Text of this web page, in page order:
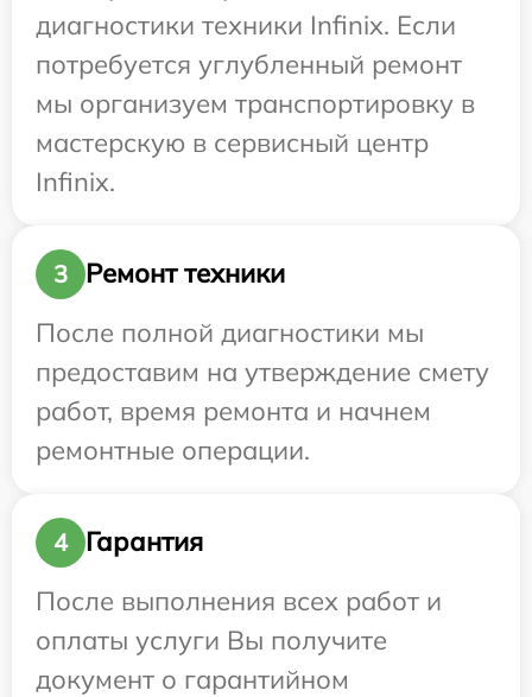
диагностики техники Infinix. Если
потребуется углубленный ремонт
мы организуем транспортировку в
мастерскую в сервисный центр
Infinix.
3
Ремонт техники
После полной диагностики мы
предоставим на утверждение смету
работ, время ремонта и начнем
ремонтные операции.
4
Гарантия
После выполнения всех работ и
оплаты услуги Вы получите
документ о гарантийном